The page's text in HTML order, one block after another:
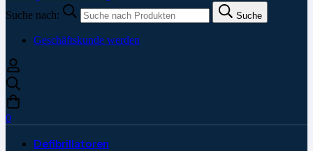
Suche nach: Suche
Geschäftskunde werden
0
Defibrillatoren